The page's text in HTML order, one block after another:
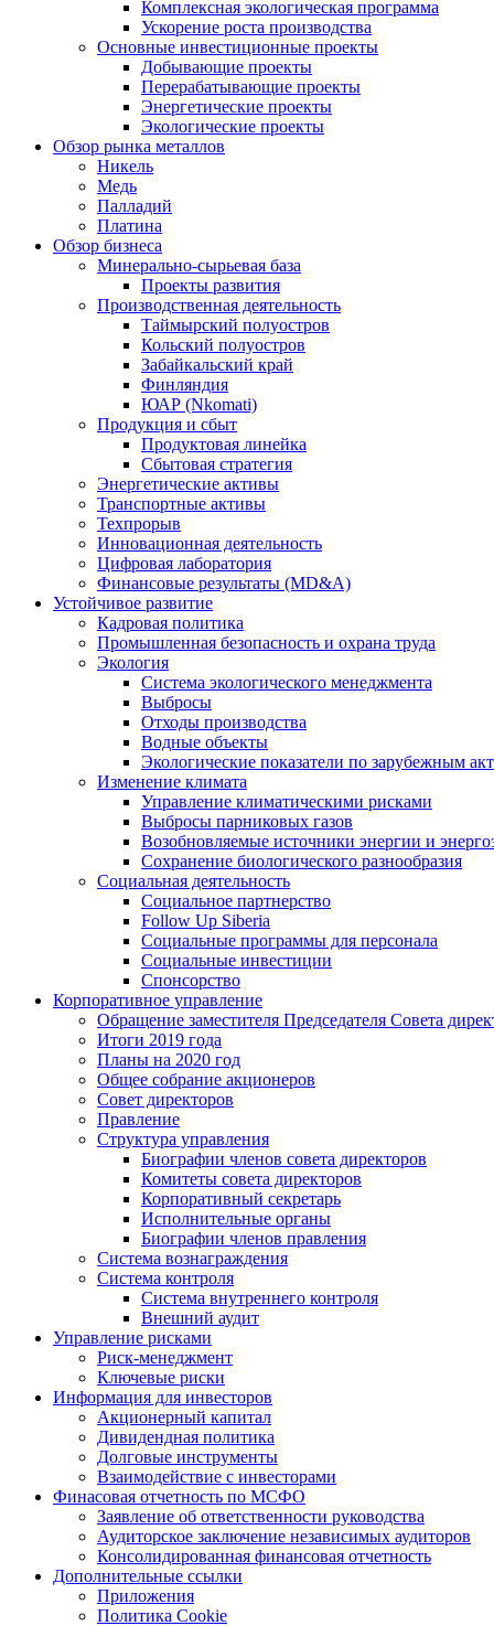
Комплексная экологическая программа
Ускорение роста производства
Основные инвестиционные проекты
Добывающие проекты
Перерабатывающие проекты
Энергетические проекты
Экологические проекты
Обзор рынка металлов
Никель
Медь
Палладий
Платина
Обзор бизнеса
Минерально-сырьевая база
Проекты развития
Производственная деятельность
Таймырский полуостров
Кольский полуостров
Забайкальский край
Финляндия
ЮАР (Nkomati)
Продукция и сбыт
Продуктовая линейка
Сбытовая стратегия
Энергетические активы
Транспортные активы
Техпрорыв
Инновационная деятельность
Цифровая лаборатория
Финансовые результаты (MD&A)
Устойчивое развитие
Кадровая политика
Промышленная безопасность и охрана труда
Экология
Система экологического менеджмента
Выбросы
Отходы производства
Водные объекты
Экологические показатели по зарубежным
Изменение климата
Управление климатическими рисками
Выбросы парниковых газов
Возобновляемые источники энергии и
Сохранение биологического разнообразия
Социальная деятельность
Социальное партнерство
Follow Up Siberia
Социальные программы для персонала
Социальные инвестиции
Спонсорство
Корпоративное управление
Обращение заместителя Председателя Совета
Итоги 2019 года
Планы на 2020 год
Общее собрание акционеров
Совет директоров
Правление
Структура управления
Биографии членов совета директоров
Комитеты совета директоров
Корпоративный секретарь
Исполнительные органы
Биографии членов правления
Система вознаграждения
Система контроля
Система внутреннего контроля
Внешний аудит
Управление рисками
Риск-менеджмент
Ключевые риски
Информация для инвесторов
Акционерный капитал
Дивидендная политика
Долговые инструменты
Взаимодействие с инвеcторами
Финасовая отчетность по МСФО
Заявление об ответственности руководства
Аудиторское заключение независимых аудиторов
Консолидированная финансовая отчетность
Дополнительные ссылки
Приложения
Политика Cookie